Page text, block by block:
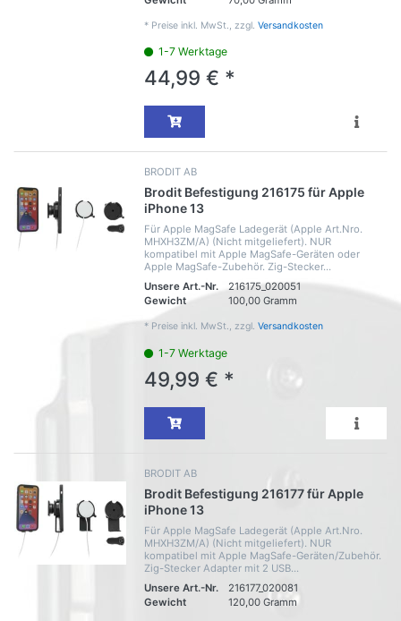
* Preise inkl. MwSt., zzgl. Versandkosten
1-7 Werktage
44,99 € *
BRODIT AB
Brodit Befestigung 216175 für Apple
iPhone 13
Für Apple MagSafe Ladegerät (Apple Art.Nro.
MHXH3ZM/A) (Nicht mitgeliefert). NUR
kompatibel mit Apple MagSafe-Geräten oder
Apple MagSafe-Zubehör. Zig-Stecker...
Unsere Art.-Nr.
216175_020051
Gewicht
100,00 Gramm
* Preise inkl. MwSt., zzgl. Versandkosten
1-7 Werktage
49,99 € *
BRODIT AB
Brodit Befestigung 216177 für Apple
iPhone 13
Für Apple MagSafe Ladegerät (Apple Art.Nro.
MHXH3ZM/A) (Nicht mitgeliefert). NUR
kompatibel mit Apple MagSafe-Geräten/Zubehör.
Zig-Stecker Adapter mit 2 USB...
Unsere Art.-Nr.
216177_020081
Gewicht
120,00 Gramm